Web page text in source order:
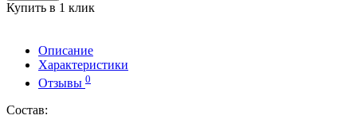
Купить в 1 клик
Описание
Характеристики
Отзывы 0
Состав: